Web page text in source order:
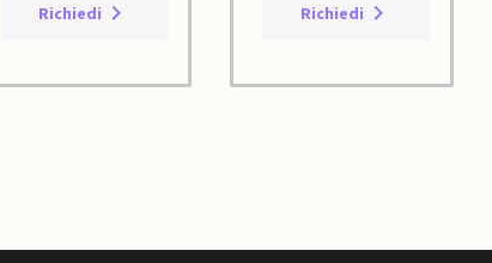
Richiedi Richiedi